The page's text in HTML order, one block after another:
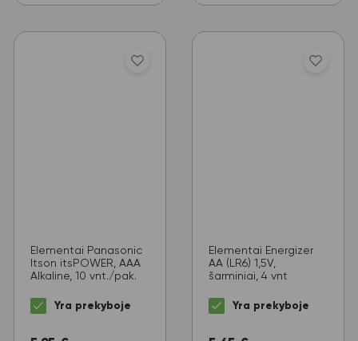
Elementai Panasonic
Itson itsPOWER, AAA
Alkaline, 10 vnt./pak.
Yra prekyboje
Elementai Energizer
AA (LR6) 1,5V,
šarminiai, 4 vnt
Yra prekyboje